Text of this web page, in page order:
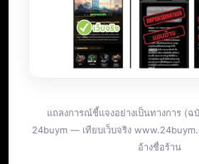
แถลงการณ์ชี้แจงอย่างเป็นทางการ (
24buym — เทียบเว็บจริง
อ้างชื่อร้าน